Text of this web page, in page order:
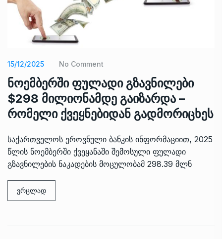
15/12/2025 No Comment
ნოემბერში ფულადი გზავნილები
$298 მილიონამდე გაიზარდა –
რომელი ქვეყნებიდან გადმორიცხეს
საქართველოს ეროვნული ბანკის ინფორმაციით, 2025
წლის ნოემბერში ქვეყანაში შემოსული ფულადი
გზავნილების ნაკადების მოცულობამ 298.39 მლნ
ვრცლად